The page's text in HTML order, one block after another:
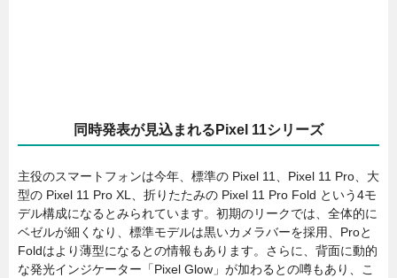
同時発表が見込まれるPixel 11シリーズ
主役のスマートフォンは今年、標準の Pixel 11、Pixel 11 Pro、大
型の Pixel 11 Pro XL、折りたたみの Pixel 11 Pro Fold という4モ
デル構成になるとみられています。初期のリークでは、全体的に
ベゼルが細くなり、標準モデルは黒いカメラバーを採用、Proと
Foldはより薄型になるとの情報もあります。さらに、背面に動的
な発光インジケーター「Pixel Glow」が加わるとの噂もあり、こ